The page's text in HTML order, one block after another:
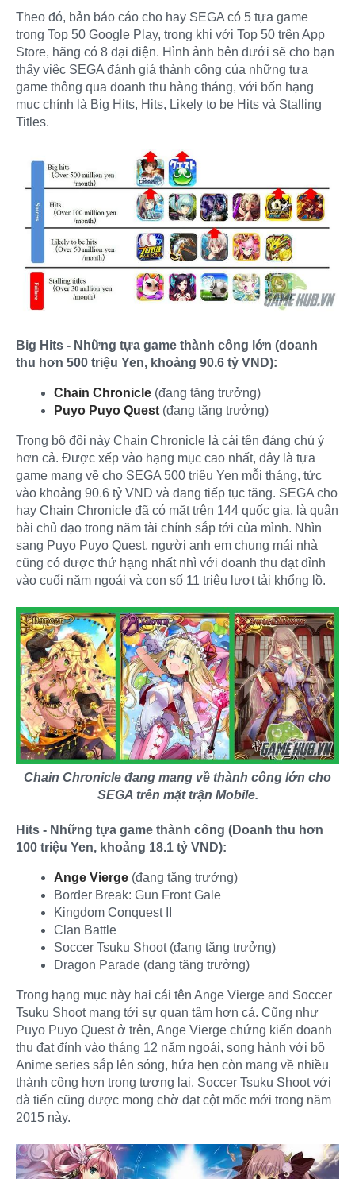
Theo đó, bản báo cáo cho hay SEGA có 5 tựa game
trong Top 50 Google Play, trong khi với Top 50 trên App
Store, hãng có 8 đại diện. Hình ảnh bên dưới sẽ cho bạn
thấy việc SEGA đánh giá thành công của những tựa
game thông qua doanh thu hàng tháng, với bốn hạng
mục chính là Big Hits, Hits, Likely to be Hits và Stalling
Titles.
Big Hits - Những tựa game thành công lớn (doanh
thu hơn 500 triệu Yen, khoảng 90.6 tỷ VND):
Chain Chronicle (đang tăng trưởng)
Puyo Puyo Quest (đang tăng trưởng)
Trong bộ đôi này Chain Chronicle là cái tên đáng chú ý
hơn cả. Được xếp vào hạng mục cao nhất, đây là tựa
game mang về cho SEGA 500 triệu Yen mỗi tháng, tức
vào khoảng 90.6 tỷ VND và đang tiếp tục tăng. SEGA cho
hay Chain Chronicle đã có mặt trên 144 quốc gia, là quân
bài chủ đạo trong năm tài chính sắp tới của mình. Nhìn
sang Puyo Puyo Quest, người anh em chung mái nhà
cũng có được thứ hạng nhất nhì với doanh thu đạt đỉnh
vào cuối năm ngoái và con số 11 triệu lượt tải khổng lồ.
Chain Chronicle đang mang về thành công lớn cho
SEGA trên mặt trận Mobile.
Hits - Những tựa game thành công (Doanh thu hơn
100 triệu Yen, khoảng 18.1 tỷ VND):
Ange Vierge (đang tăng trưởng)
Border Break: Gun Front Gale
Kingdom Conquest II
Clan Battle
Soccer Tsuku Shoot (đang tăng trưởng)
Dragon Parade (đang tăng trưởng)
Trong hạng mục này hai cái tên Ange Vierge and Soccer
Tsuku Shoot mang tới sự quan tâm hơn cả. Cũng như
Puyo Puyo Quest ở trên, Ange Vierge chứng kiến doanh
thu đạt đỉnh vào tháng 12 năm ngoái, song hành với bộ
Anime series sắp lên sóng, hứa hẹn còn mang về nhiều
thành công hơn trong tương lai. Soccer Tsuku Shoot với
đà tiến cũng được mong chờ đạt cột mốc mới trong năm
2015 này.